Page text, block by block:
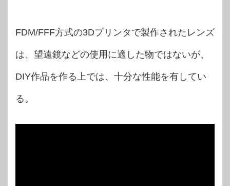
FDM/FFF方式の3Dプリンタで製作されたレンズ
は、望遠鏡などの使用に適した物ではないが、
DIY作品を作る上では、十分な性能を有してい
る。